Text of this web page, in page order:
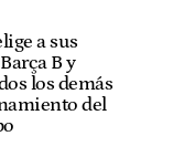
a sus
B y
los demás
del